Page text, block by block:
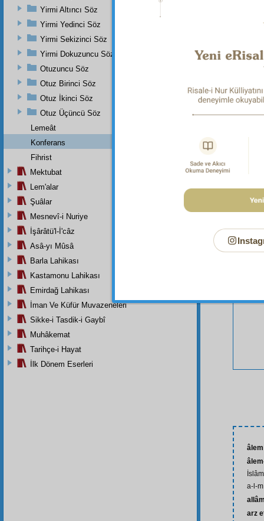
âlem
a-l-
arz
Yirmi Altıncı Söz
Yirmi Yedinci Söz
Yirmi Sekizinci Söz
Yirmi Dokuzuncu Söz
Otuzuncu Söz
Otuz Birinci Söz
Otuz İkinci Söz
Otuz Üçüncü Söz
Lemeât
Konferans
Fihrist
Mektubat
Lem'alar
Şuâlar
Mesnevî-i Nuriye
İşârâtü'l-İ'câz
Asâ-yı Mûsâ
Barla Lahikası
Kastamonu Lahikası
Emirdağ Lahikası
İman Ve Küfür Muvazeneleri
Sikke-i Tasdik-i Gaybî
Muhâkemat
Tarihçe-i Hayat
İlk Dönem Eserleri